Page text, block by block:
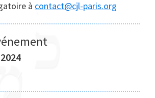
à contact@cjl-paris.org